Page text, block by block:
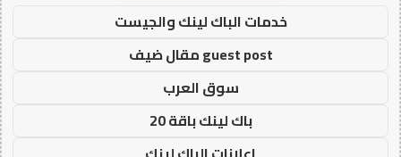
خدمات الباك لينك والجيست
guest post مقال ضيف
سوق العرب
باك لينك باقة 20